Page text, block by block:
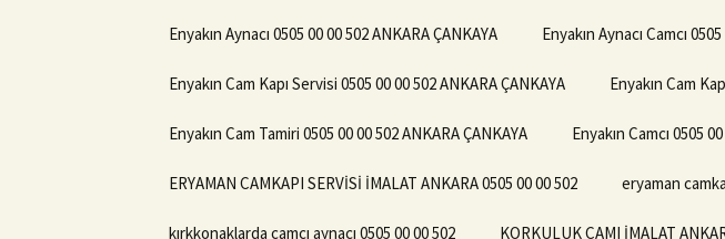
Enyakın Aynacı 0505 00 00 502 ANKARA ÇANKAYA Enyakın Aynacı Camcı
Enyakın Cam Kapı Servisi 0505 00 00 502 ANKARA ÇANKAYA Enyakın Cam
Enyakın Cam Tamiri 0505 00 00 502 ANKARA ÇANKAYA Enyakın Camcı 0505
ERYAMAN CAMKAPI SERVİSİ İMALAT ANKARA 0505 00 00 502 eryaman
kırkkonaklarda camcı aynacı 0505 00 00 502 KORKULUK CAMI İMALAT